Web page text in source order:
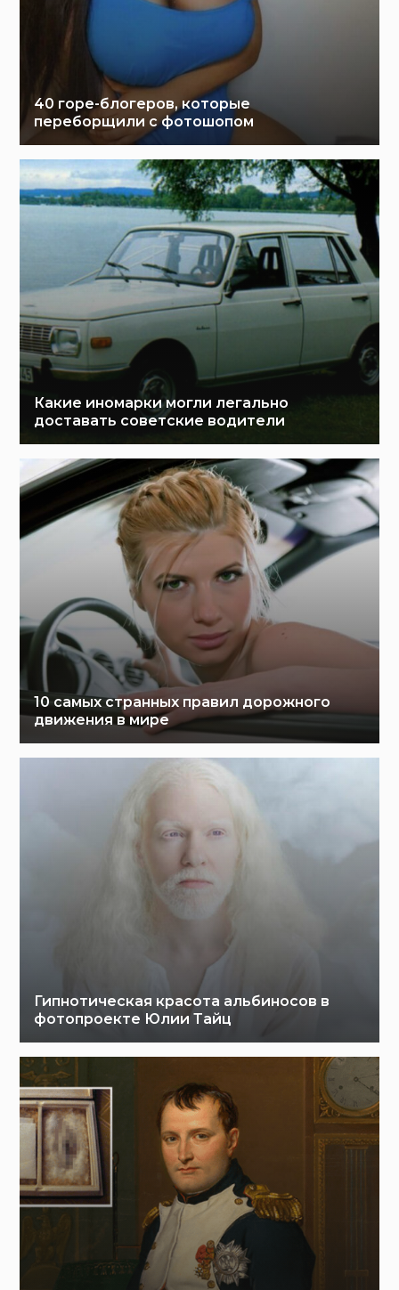
40 горе-блогеров, которые
переборщили с фотошопом
Какие иномарки могли легально
доставать советские водители
10 самых странных правил дорожного
движения в мире
Гипнотическая красота альбиносов в
фотопроекте Юлии Тайц